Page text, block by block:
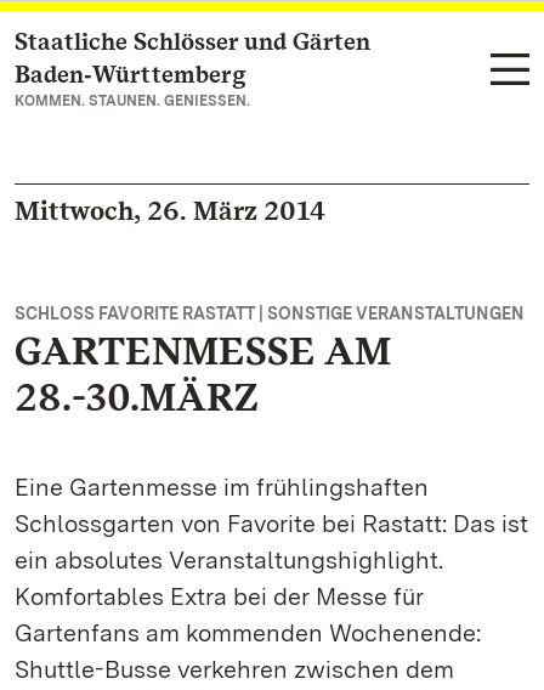
Zum Hauptinhalt springen
Staatliche Schlösser und Gärten
Baden‑Württemberg
KOMMEN. STAUNEN. GENIESSEN.
Mittwoch, 26. März 2014
SCHLOSS FAVORITE RASTATT | SONSTIGE VERANSTALTUNGEN
GARTENMESSE AM
28.-30.MÄRZ
Eine Gartenmesse im frühlingshaften
Schlossgarten von Favorite bei Rastatt: Das ist
ein absolutes Veranstaltungshighlight.
Komfortables Extra bei der Messe für
Gartenfans am kommenden Wochenende:
Shuttle-Busse verkehren zwischen dem